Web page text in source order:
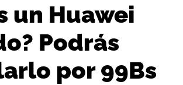
un Huawei
Podrás
por 99Bs